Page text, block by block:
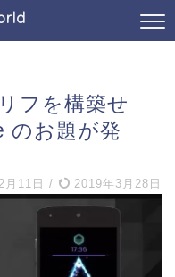
フを構築せ
のお題が発
月11日 / 2019年3月28日